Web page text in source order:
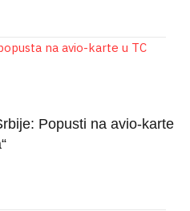
Popusti na avio-karte